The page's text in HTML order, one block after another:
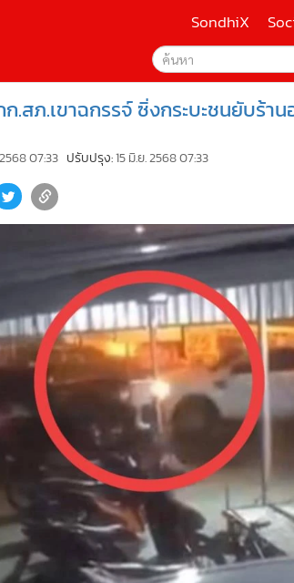
SondhiX
เลือกเครื่องมือที่ใช้
ค้นหา
.สภ.เขาฉกรรจ์​ ซิ่งกระบะชนยับร้า
07:33 ปรับปรุง:15 มิ.ย. 2568 07:33